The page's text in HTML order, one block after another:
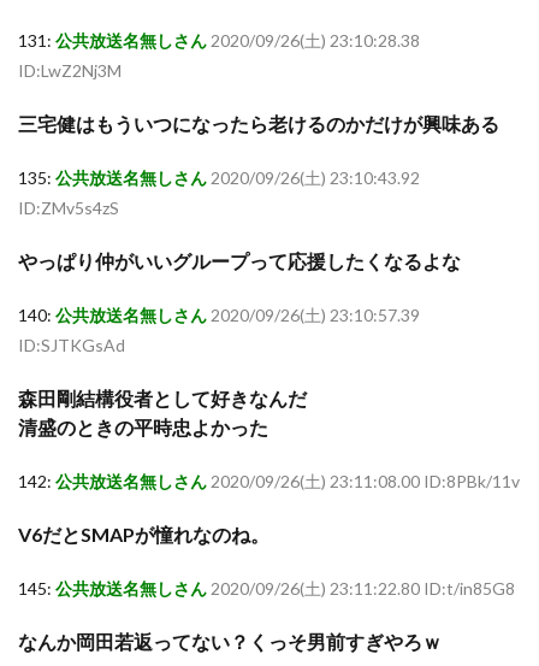
131: 公共放送名無しさん2020/09/26(土) 23:10:28.38
ID:LwZ2Nj3M
三宅健はもういつになったら老けるのかだけが興味ある
135: 公共放送名無しさん2020/09/26(土) 23:10:43.92
ID:ZMv5s4zS
やっぱり仲がいいグループって応援したくなるよな
140: 公共放送名無しさん2020/09/26(土) 23:10:57.39
ID:SJTKGsAd
森田剛結構役者として好きなんだ
清盛のときの平時忠よかった
142: 公共放送名無しさん2020/09/26(土) 23:11:08.00 ID:8PBk/11v
V6だとSMAPが憧れなのね。
145: 公共放送名無しさん2020/09/26(土) 23:11:22.80 ID:t/in85G8
なんか岡田若返ってない？くっそ男前すぎやろｗ